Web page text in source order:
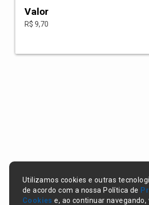
Valor
R$ 9,70
Utilizamos cookies e outras
de acordo com a nossa Política de
Cookies e, ao continuar navegando,